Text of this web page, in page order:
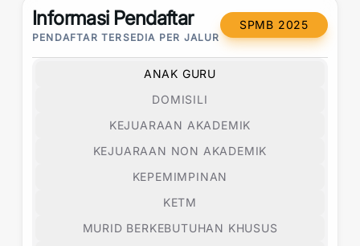
Informasi Pendaftar
PENDAFTAR TERSEDIA PER JALUR
SPMB 2025
ANAK GURU
DOMISILI
KEJUARAAN AKADEMIK
KEJUARAAN NON AKADEMIK
KEPEMIMPINAN
KETM
MURID BERKEBUTUHAN KHUSUS